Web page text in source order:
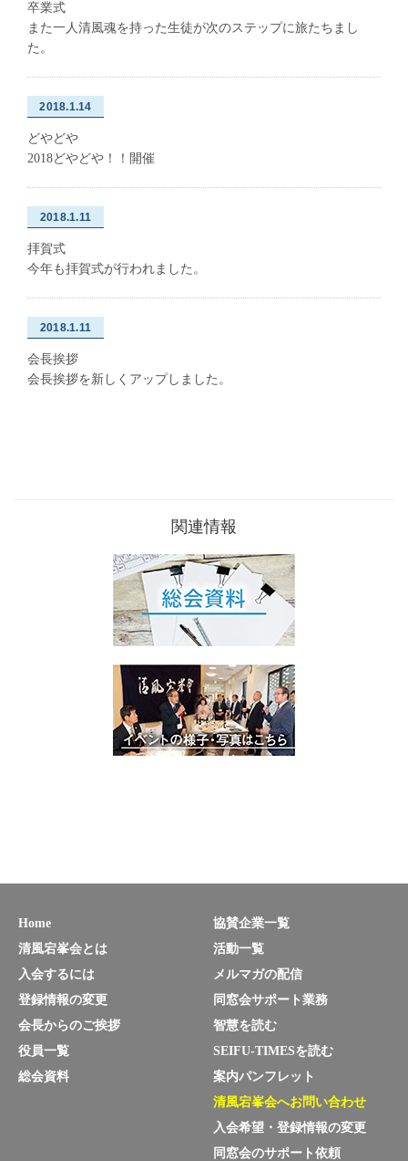
卒業式
また一人清風魂を持った生徒が次のステップに旅たちまし
た。
2018.1.14
どやどや
2018どやどや！！開催
2018.1.11
拝賀式
今年も拝賀式が行われました。
2018.1.11
会長挨拶
会長挨拶を新しくアップしました。
関連情報
Home
清風宕峯会とは
入会するには
登録情報の変更
会長からのご挨拶
役員一覧
総会資料
協賛企業一覧
活動一覧
メルマガの配信
同窓会サポート業務
智慧を読む
SEIFU-TIMESを読む
案内パンフレット
清風宕峯会へお問い合わせ
入会希望・登録情報の変更
同窓会のサポート依頼